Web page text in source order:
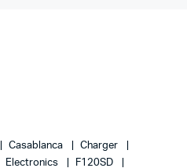
Casablanca
Charger
Electronics F120SD